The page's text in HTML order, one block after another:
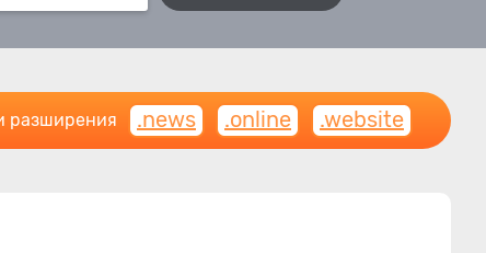
разширения .news .online .website